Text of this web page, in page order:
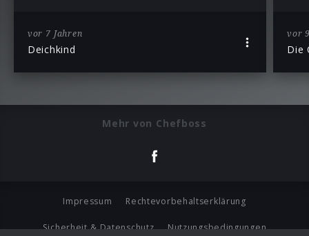
vor 7 Jahren
Deichkind
vor
Die
Mehr von Chefboss
Impressum Rechtevorbehaltserklärung
Sicherheit & Datenschutz Nutzungsbedingungen